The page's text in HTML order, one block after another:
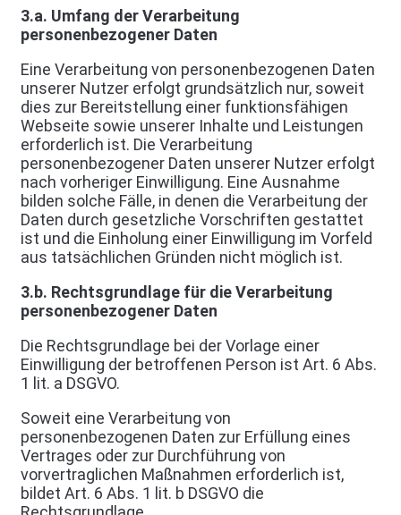
3.a. Umfang der Verarbeitung
personenbezogener Daten
Eine Verarbeitung von personenbezogenen Daten
unserer Nutzer erfolgt grundsätzlich nur, soweit
dies zur Bereitstellung einer funktionsfähigen
Webseite sowie unserer Inhalte und Leistungen
erforderlich ist. Die Verarbeitung
personenbezogener Daten unserer Nutzer erfolgt
nach vorheriger Einwilligung. Eine Ausnahme
bilden solche Fälle, in denen die Verarbeitung der
Daten durch gesetzliche Vorschriften gestattet
ist und die Einholung einer Einwilligung im Vorfeld
aus tatsächlichen Gründen nicht möglich ist.
3.b. Rechtsgrundlage für die Verarbeitung
personenbezogener Daten
Die Rechtsgrundlage bei der Vorlage einer
Einwilligung der betroffenen Person ist Art. 6 Abs.
1 lit. a DSGVO.
Soweit eine Verarbeitung von
personenbezogenen Daten zur Erfüllung eines
Vertrages oder zur Durchführung von
vorvertraglichen Maßnahmen erforderlich ist,
bildet Art. 6 Abs. 1 lit. b DSGVO die